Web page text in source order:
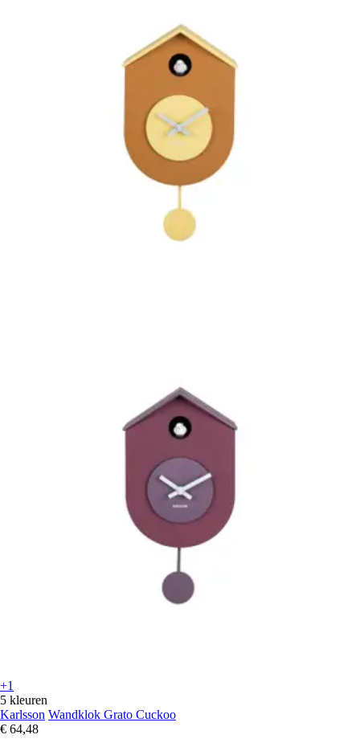
+1
5 kleuren
Karlsson Wandklok Grato Cuckoo
€ 64,48